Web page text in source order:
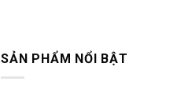
SẢN PHẨM NỔI BẬT